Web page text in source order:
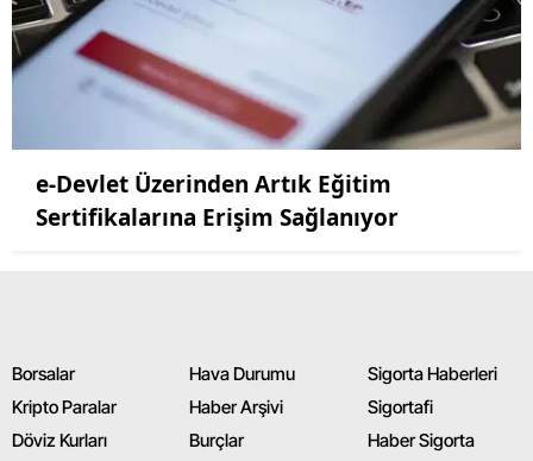
e-Devlet Üzerinden Artık Eğitim
Sertifikalarına Erişim Sağlanıyor
Borsalar
Kripto Paralar
Döviz Kurları
Hava Durumu
Haber Arşivi
Burçlar
Sigorta Haberleri
Sigortafi
Haber Sigorta